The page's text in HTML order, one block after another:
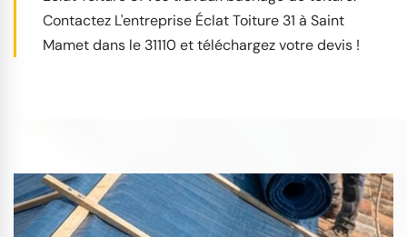
Contactez L'entreprise Éclat Toiture 31 à Saint
Mamet dans le 31110 et téléchargez votre devis !